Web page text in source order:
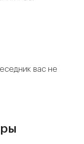
вас не